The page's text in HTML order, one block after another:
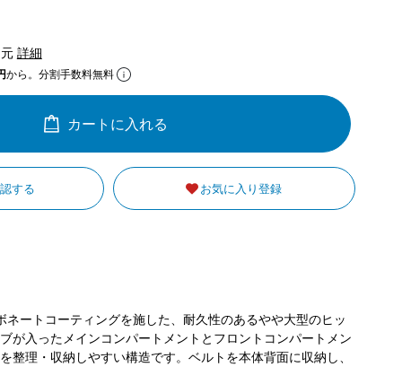
詳細
から。分割手数料無料
カートに入れる
する お気に入り登録
ートコーティングを施した、耐久性のあるやや大型のヒッ
が入ったメインコンパートメントとフロントコンパートメン
整理・収納しやすい構造です。ベルトを本体背面に収納し、